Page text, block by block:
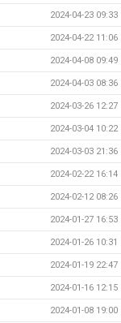
2024-04-23 09:33
2024-04-22 11:06
2024-04-08 09:49
2024-04-03 08:36
2024-03-26 12:27
2024-03-04 10:22
2024-03-03 21:36
2024-02-22 16:14
2024-02-12 08:26
2024-01-27 16:53
2024-01-26 10:31
2024-01-19 22:47
2024-01-16 12:15
2024-01-08 19:00